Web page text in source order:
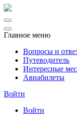
Главное меню
Вопросы и
Путеводитель
Интересные
Авиабилеты
Войти
Войти